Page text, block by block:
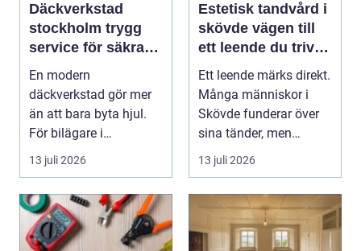
Däckverkstad
stockholm trygg
service för säkra
mil året runt
En modern
däckverkstad gör mer
än att bara byta hjul.
För bilägare i
Stockholm handlar
13 juli 2026
Estetisk tandvård i
skövde vägen till
ett leende du trivs
med
Ett leende märks direkt.
Många människor i
Skövde funderar över
sina tänder, men
skjuter upp att gör...
13 juli 2026